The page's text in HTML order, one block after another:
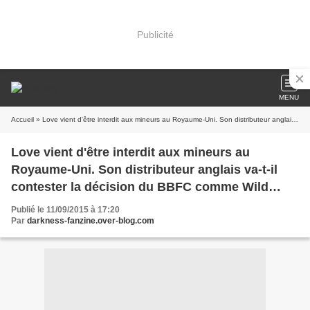
Publicité
MENU
Accueil » Love vient d'être interdit aux mineurs au Royaume-Uni. Son distributeur anglais va-t-il contester la décision du BBFC comme Wild Bunch l'a fait en France ?
Love vient d'être interdit aux mineurs au
Royaume-Uni. Son distributeur anglais va-t-il
contester la décision du BBFC comme Wild
Bunch l'a fait en France ?
Publié le 11/09/2015 à 17:20
Par darkness-fanzine.over-blog.com